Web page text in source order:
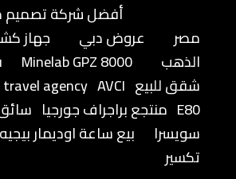
أفضل شركة تصميم
مصر
عروض دبي
جهاز
الذهب
Minelab GPZ 8000
شقق للبيع
agency AVCI
E80 منتجع براجراف جورجيا
سويسرا
بيع ساعة اوديمار بيجيه
تكسير